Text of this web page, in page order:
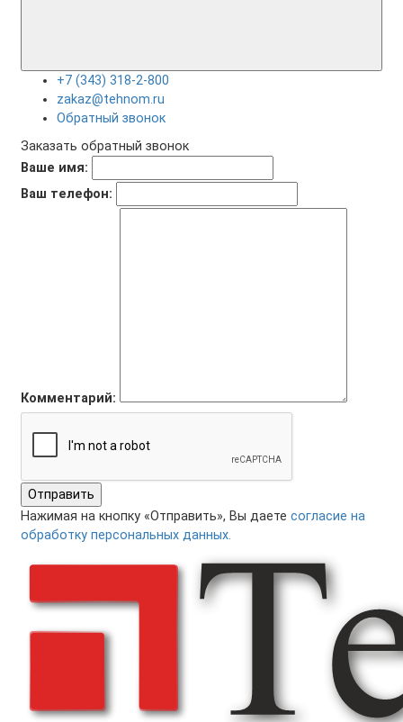
+7 (343) 318-2-800
zakaz@tehnom.ru
Обратный звонок
Заказать обратный звонок
Ваше имя:
Ваш телефон:
Комментарий:
Отправить
Нажимая на кнопку «Отправить», Вы даете согласие на
обработку персональных данных.